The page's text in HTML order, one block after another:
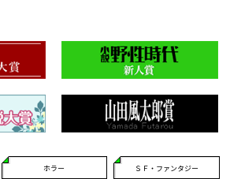
ホラー ＳＦ・ファンタジー